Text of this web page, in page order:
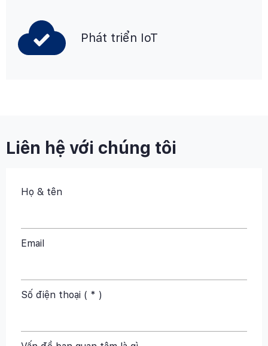
Phát triển IoT
Liên hệ với chúng tôi
Họ & tên
Email
Số điện thoại ( * )